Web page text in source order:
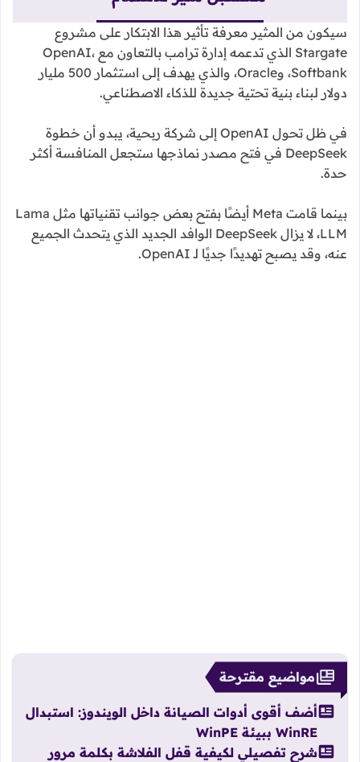
سيكون من المثير معرفة تأثير هذا الابتكار على مشروع
Stargate الذي تدعمه إدارة ترامب بالتعاون مع OpenAI،
Softbank، وOracle، والذي يهدف إلى استثمار 500 مليار
دولار لبناء بنية تحتية جديدة للذكاء الاصطناعي.
في ظل تحول OpenAI إلى شركة ربحية، يبدو أن خطوة
DeepSeek في فتح مصدر نماذجها ستجعل المنافسة أكثر
حدة.
بينما قامت Meta أيضًا بفتح بعض جوانب تقنياتها مثل Lama
LLM، لا يزال DeepSeek الوافد الجديد الذي يتحدث الجميع
عنه، وقد يصبح تهديدًا جديًا لـ OpenAI.
مواضيع مقترحة
أضف أقوى أدوات الصيانة داخل الويندوز: استبدال
WinRE ببيئة WinPE
شرح تفصيلي لكيفية قفل الفلاشة بكلمة مرور